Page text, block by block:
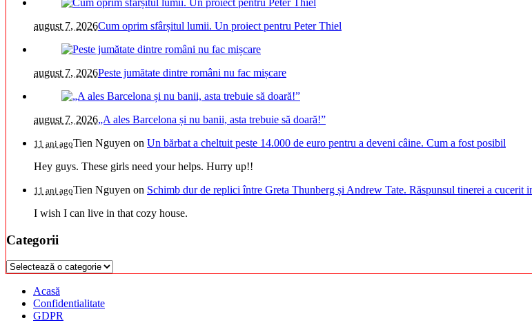
august 7, 2026Cum oprim sfârșitul lumii. Un proiect pentru Peter Thiel
august 7, 2026Peste jumătate dintre români nu fac mișcare
august 7, 2026„A ales Barcelona și nu banii, asta trebuie să doară!”
11 ani agoTien Nguyen on Un bărbat a cheltuit peste 14.000 de euro pentru a deveni câine. Cum a fost posibil
Hey guys. These girls need your helps. Hurry up!!
11 ani agoTien Nguyen on Schimb dur de replici între Greta Thunberg și Andrew Tate. Răspunsul tinerei a cucerit
I wish I can live in that cozy house.
Categorii
Categorii
Acasă
Confidentialitate
GDPR